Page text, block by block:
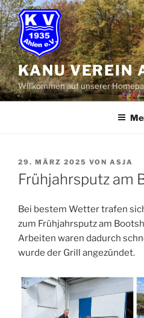
Zum
Inhalt
springen
KANU VEREIN
Willkommen auf unserer
VERÖFFENTLICHT
AM
29. MÄRZ 2025 VON ASJA
Frühjahrsputz am
Bei bestem Wetter trafen
zum Frühjahrsputz am
Arbeiten waren dadurch
wurde der Grill angezündet.